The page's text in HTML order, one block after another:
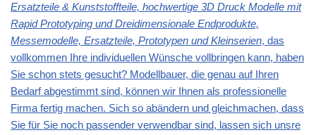
Ersatzteile & Kunststoffteile, hochwertige 3D Druck Modelle mit
Rapid Prototyping und Dreidimensionale Endprodukte,
Messemodelle, Ersatzteile, Prototypen und Kleinserien, das
vollkommen Ihre individuellen Wünsche vollbringen kann, haben
Sie schon stets gesucht? Modellbauer, die genau auf Ihren
Bedarf abgestimmt sind, können wir Ihnen als professionelle
Firma fertig machen. Sich so abändern und gleichmachen, dass
Sie für Sie noch passender verwendbar sind, lassen sich unsre